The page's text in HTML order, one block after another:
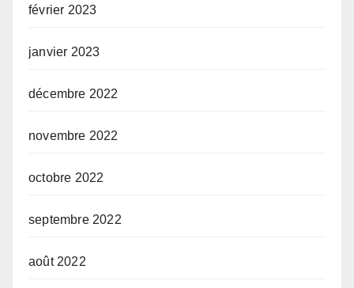
février 2023
janvier 2023
décembre 2022
novembre 2022
octobre 2022
septembre 2022
août 2022